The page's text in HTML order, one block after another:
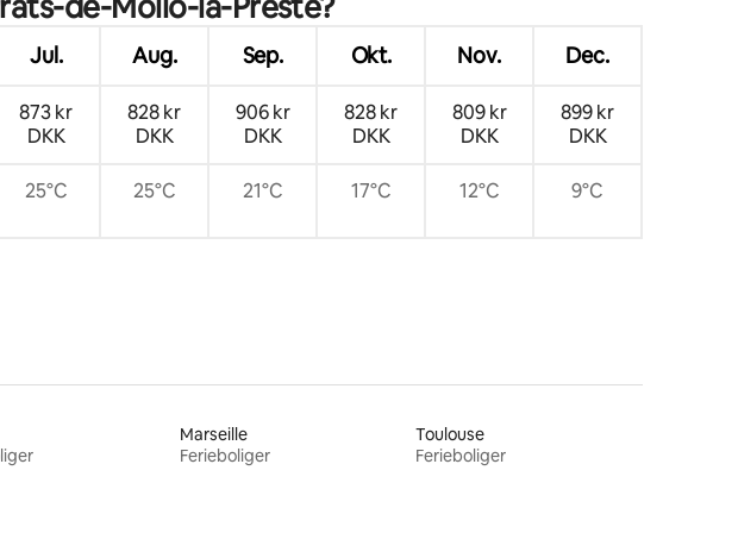
Jul. Aug. Sep. Okt. Nov. Dec.
873 kr
DKK
828 kr
DKK
906 kr
DKK
828 kr
DKK
809 kr
DKK
899 kr
DKK
25°C 25°C 21°C 17°C 12°C 9°C
Marseille
Ferieboliger
Toulouse
Ferieboliger